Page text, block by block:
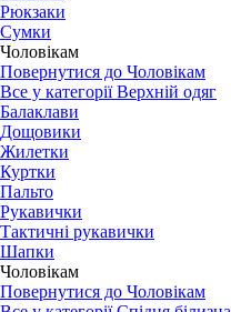
Рюкзаки
Сумки
Чоловікам
Повернутися до Чоловікам
Все у категорії Верхній одяг
Балаклави
Дощовики
Жилетки
Куртки
Пальто
Рукавички
Тактичні рукавички
Шапки
Чоловікам
Повернутися до Чоловікам